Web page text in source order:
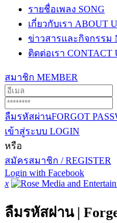
รายชื่อเพลง SONG
เกี่ยวกับเรา ABOUT
ข่าวสารและกิจกรรม
ติดต่อเรา CONTACT
สมาชิก MEMBER
ลืมรหัสผ่านFORGOT
เข้าสู่ระบบ LOGIN
หรือ
สมัครสมาชิก / REGISTER
Login with Facebook
x
ลืมรหัสผ่าน |